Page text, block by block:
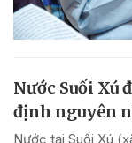
Nước Suối Xú
định nguyên
Nước tại Suối Xú